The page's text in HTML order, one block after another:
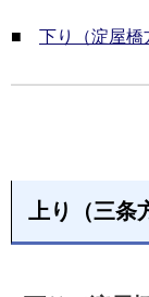
■ 下り（淀屋橋
上り（三条